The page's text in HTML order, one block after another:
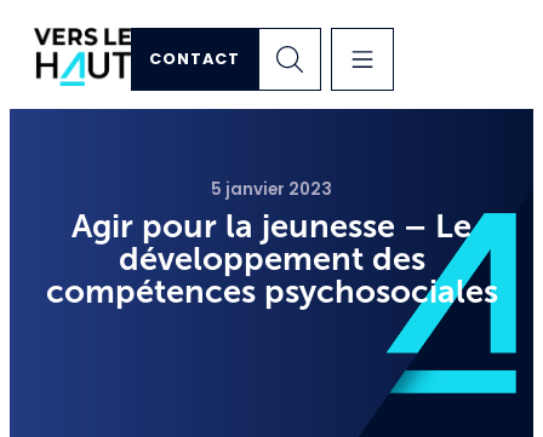
CONTACT
5 janvier 2023
Agir pour la jeunesse – Le
développement des
compétences psychosociales